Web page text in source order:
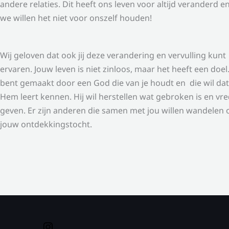
andere relaties. Dit heeft ons leven voor altijd veranderd en
we willen het niet voor onszelf houden!
Wij geloven dat ook jij deze verandering en vervulling kunt
ervaren. Jouw leven is niet zinloos, maar het heeft een doel.
bent gemaakt door een God die van je houdt en die wil
Hem leert kennen. Hij wil herstellen wat gebroken is en
geven. Er zijn anderen die samen met jou willen wandelen
jouw ontdekkingstocht.